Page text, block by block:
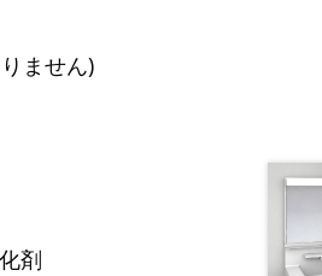
ません)
剤